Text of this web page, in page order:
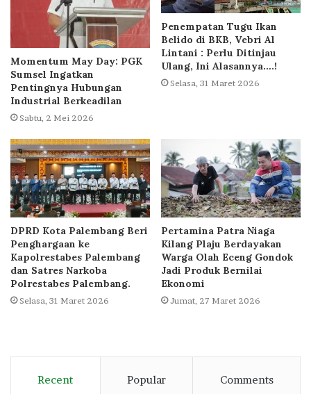
Momentum May Day: PGK
Sumsel Ingatkan
Pentingnya Hubungan
Industrial Berkeadilan
Sabtu, 2 Mei 2026
Penempatan Tugu Ikan
Belido di BKB, Vebri Al
Lintani : Perlu Ditinjau
Ulang, Ini Alasannya….!
Selasa, 31 Maret 2026
DPRD Kota Palembang Beri
Penghargaan ke
Kapolrestabes Palembang
dan Satres Narkoba
Polrestabes Palembang.
Selasa, 31 Maret 2026
Pertamina Patra Niaga
Kilang Plaju Berdayakan
Warga Olah Eceng Gondok
Jadi Produk Bernilai
Ekonomi
Jumat, 27 Maret 2026
Recent Popular Comments